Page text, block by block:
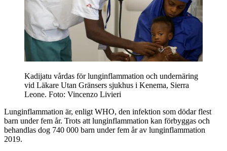
Kadijatu vårdas för lunginflammation och undernäring
vid Läkare Utan Gränsers sjukhus i Kenema, Sierra
Leone. Foto: Vincenzo Livieri
Lunginflammation är, enligt WHO, den infektion som dödar flest
barn under fem år. Trots att lunginflammation kan förbyggas och
behandlas dog 740 000 barn under fem år av lunginflammation
2019.